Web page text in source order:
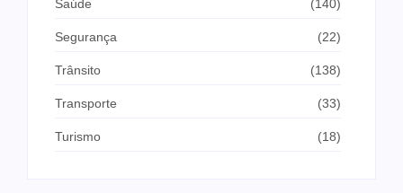
Saúde (140)
Segurança (22)
Trânsito (138)
Transporte (33)
Turismo (18)